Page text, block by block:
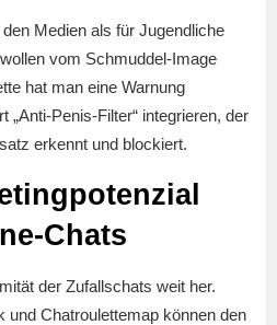
Medien als für Jugendliche
vom Schmuddel-Image
hat man eine Warnung
„Anti-Penis-Filter“ integrieren, der
erkennt und blockiert.
Chats
der Zufallschats weit her.
und Chatroulettemap können den